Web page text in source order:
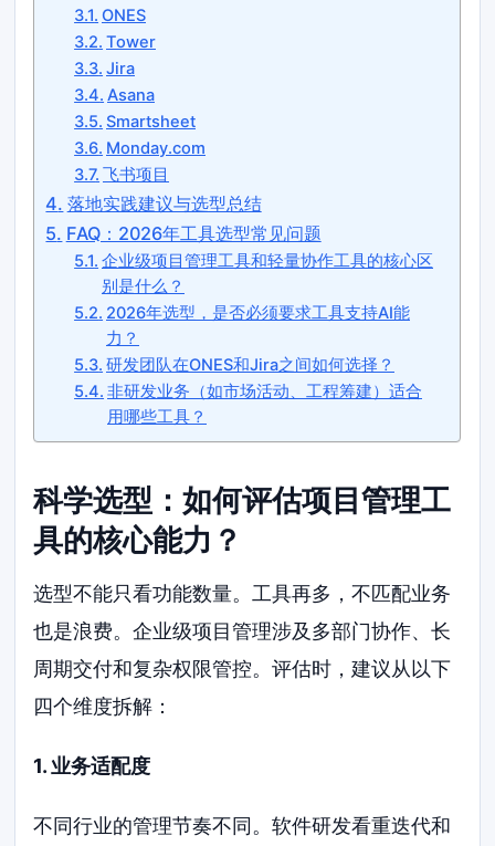
ONES
Tower
Jira
Asana
Smartsheet
Monday.com
飞书项目
落地实践建议与选型总结
FAQ：2026年工具选型常见问题
企业级项目管理工具和轻量协作工具的核心区
别是什么？
2026年选型，是否必须要求工具支持AI能
力？
研发团队在ONES和Jira之间如何选择？
非研发业务（如市场活动、工程筹建）适合
用哪些工具？
科学选型：如何评估项目管理工
具的核心能力？
选型不能只看功能数量。工具再多，不匹配业务
也是浪费。企业级项目管理涉及多部门协作、长
周期交付和复杂权限管控。评估时，建议从以下
四个维度拆解：
1. 业务适配度
不同行业的管理节奏不同。软件研发看重迭代和